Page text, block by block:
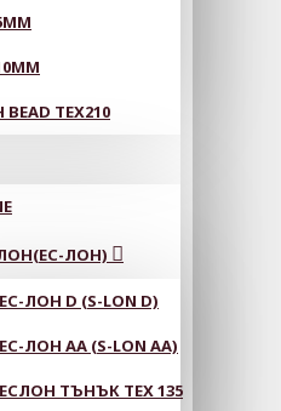
TEX210
ЛОН)
ЕС-ЛОН D (S-LON D)
ЕС-ЛОН АА (S-LON AA)
ЕСЛОН ТЪНЪК TEX 135